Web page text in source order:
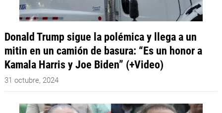
Donald Trump sigue la polémica y llega a un
mitin en un camión de basura: “Es un honor a
Kamala Harris y Joe Biden” (+Video)
31 octubre, 2024